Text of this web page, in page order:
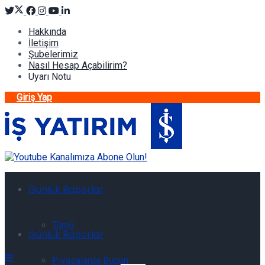
Hakkında
İletişim
Şubelerimiz
Nasıl Hesap Açabilirim?
Uyarı Notu
Giriş Yap
Günlük Raporlar
Tümü
Piyasalarda Bugün
Günlük Raporlar